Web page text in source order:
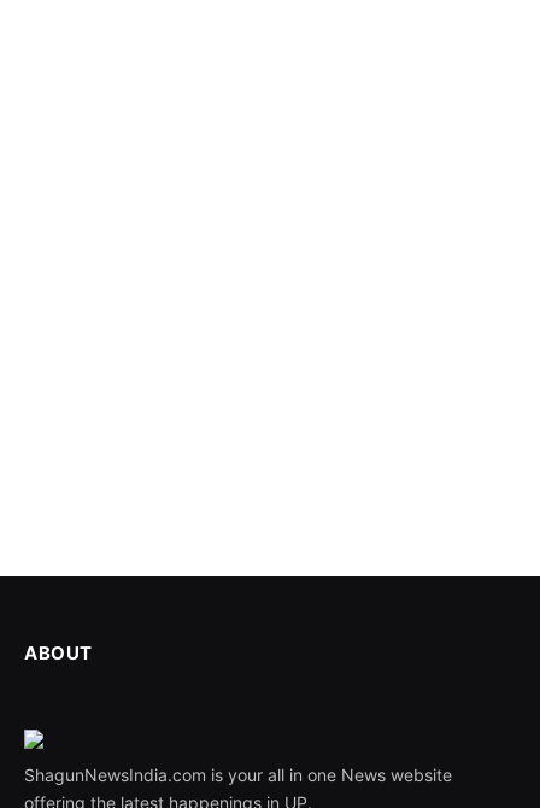
ABOUT
ShagunNewsIndia.com is your all in one News website
offering the latest happenings in UP.